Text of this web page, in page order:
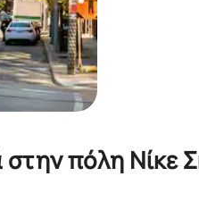
στην πόλη Νίκε